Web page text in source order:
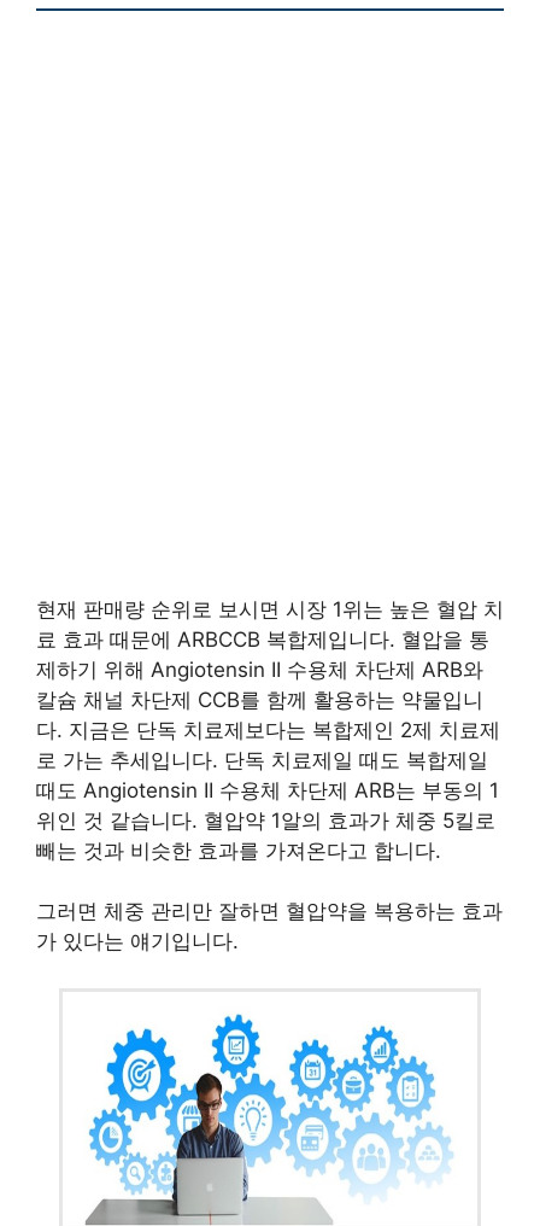
현재 판매량 순위로 보시면 시장 1위는 높은 혈압 치
료 효과 때문에 ARBCCB 복합제입니다. 혈압을 통
제하기 위해 Angiotensin II 수용체 차단제 ARB와
칼슘 채널 차단제 CCB를 함께 활용하는 약물입니
다. 지금은 단독 치료제보다는 복합제인 2제 치료제
로 가는 추세입니다. 단독 치료제일 때도 복합제일
때도 Angiotensin II 수용체 차단제 ARB는 부동의 1
위인 것 같습니다. 혈압약 1알의 효과가 체중 5킬로
빼는 것과 비슷한 효과를 가져온다고 합니다.
그러면 체중 관리만 잘하면 혈압약을 복용하는 효과
가 있다는 얘기입니다.